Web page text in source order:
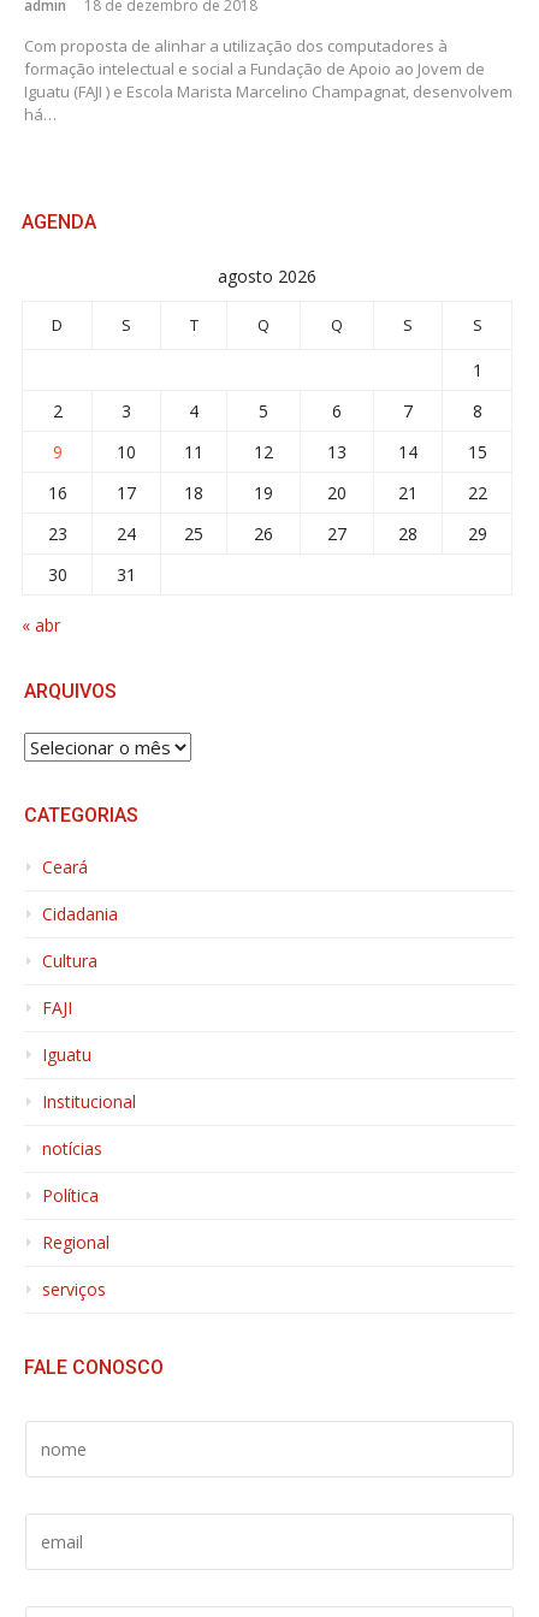
admin 18 de dezembro de 2018
Com proposta de alinhar a utilização dos computadores à
formação intelectual e social a Fundação de Apoio ao Jovem de
Iguatu (FAJI ) e Escola Marista Marcelino Champagnat, desenvolvem
há…
AGENDA
agosto 2026
D S T Q Q S S
1
2
3 4 5 6 7
8
9
10 11 12 13 14
15
16
17 18 19 20 21
22
23
24 25 26 27 28
29
30
31
« abr
ARQUIVOS
ARQUIVOS
CATEGORIAS
Ceará
Cidadania
Cultura
FAJI
Iguatu
Institucional
notícias
Política
Regional
serviços
FALE CONOSCO
U
N
*
U
E